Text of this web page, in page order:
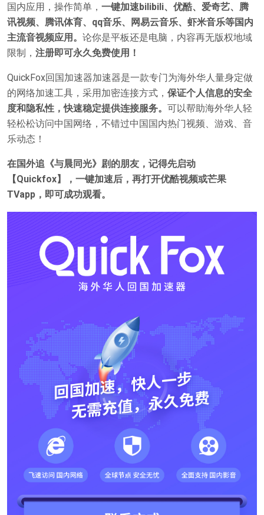
国内应用，操作简单， 一键加速bilibili、优酷、爱奇艺、腾
讯视频、腾讯体育、qq音乐、网易云音乐、虾米音乐等国内
主流音视频应用。 论你是平板还是电脑，内容再无版权地域
限制， 注册即可永久免费使用！
QuickFox回国加速器加速器是一款专门为海外华人量身定做
的网络加速工具，采用加密连接方式， 保证个人信息的安全
度和隐私性，快速稳定提供连接服务。 可以帮助海外华人轻
轻松松访问中国网络，不错过中国国内热门视频、游戏、音
乐动态！
在国外追《与晨同光》剧的朋友，记得先启动
【Quickfox】，一键加速后，再打开优酷视频或芒果
TVapp，即可成功观看。